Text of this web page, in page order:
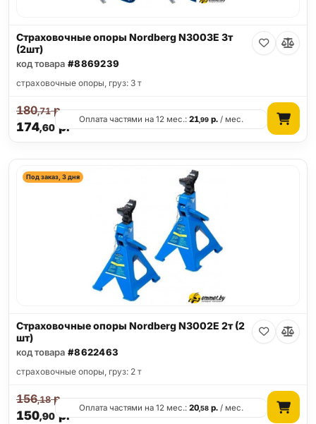
Страховочные опоры Nordberg N3003E 3т
(2шт)
код товара #8869239
страховочные опоры, груз: 3 т
174,60р.
180,71р.
Оплата частями на 12 мес.:21,99 р. / мес.
Под заказ, 3 дня
Страховочные опоры Nordberg N3002E 2т (2
шт)
код товара #8622463
страховочные опоры, груз: 2 т
150,90р.
156,18р.
Оплата частями на 12 мес.:20,58 р. / мес.